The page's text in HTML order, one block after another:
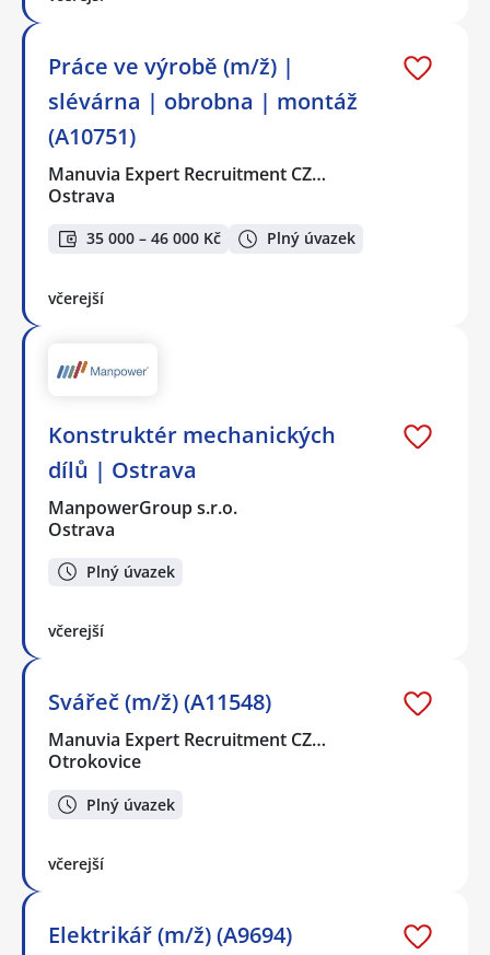
Práce ve výrobě (m/ž) |
slévárna | obrobna | montáž
(A10751)
Manuvia Expert Recruitment CZ…
Ostrava
35 000 – 46 000 Kč Plný úvazek
včerejší
Konstruktér mechanických
dílů | Ostrava
ManpowerGroup s.r.o.
Ostrava
Plný úvazek
včerejší
Svářeč (m/ž) (A11548)
Manuvia Expert Recruitment CZ…
Otrokovice
Plný úvazek
včerejší
Elektrikář (m/ž) (A9694)